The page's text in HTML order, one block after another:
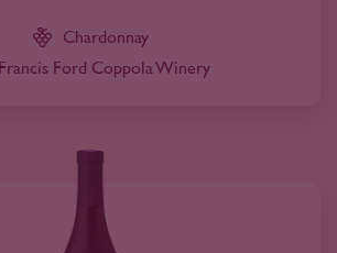
Chardonnay
Francis Ford Coppola Winery